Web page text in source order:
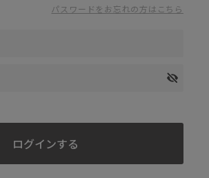
パスワードをお忘れの方はこちら